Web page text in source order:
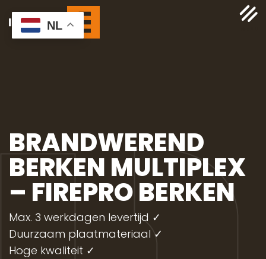
BRANDWEREND
BERKEN MULTIPLEX
– FIREPRO BERKEN
Max. 3 werkdagen levertijd ✓
Duurzaam plaatmateriaal ✓
Hoge kwaliteit ✓
NL